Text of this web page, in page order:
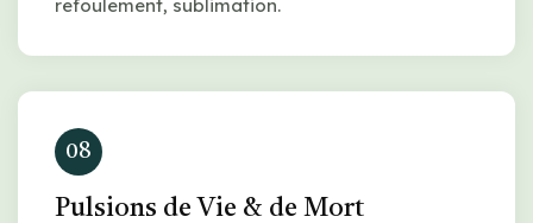
refoulement, sublimation.
08
Pulsions de Vie & de Mort